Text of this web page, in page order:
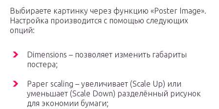
Выбираете картинку через функцию «Poster Image».
Настройка производится с помощью следующих
опций:
Dimensions – позволяет изменить габариты
постера;
Paper scaling – увеличивает (Scale Up) или
уменьшает (Scale Down) разделённый рисунок
для экономии бумаги;